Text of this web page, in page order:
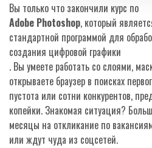
Вы только что закончили курс по
Adobe Photoshop, который
стандартной программой для
создания цифровой графики
. Вы умеете работать со слоями,
открываете браузер в поисках
пустота или сотни конкурентов,
копейки. Знакомая ситуация?
месяцы на откликание по
или ждут чуда из соцсетей.